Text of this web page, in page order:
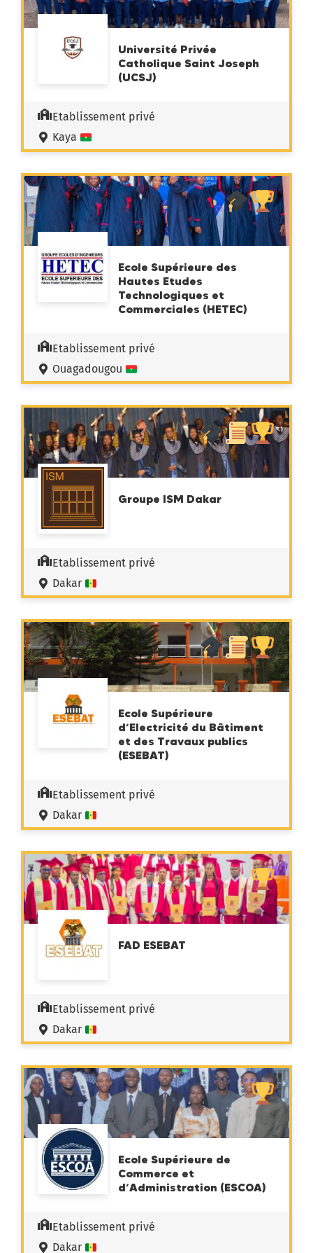
Université Privée
Catholique Saint Joseph
(UCSJ)
Etablissement privé
Kaya
Ecole Supérieure des
Hautes Etudes
Technologiques et
Commerciales (HETEC)
Etablissement privé
Ouagadougou
Groupe ISM Dakar
Etablissement privé
Dakar
Ecole Supérieure
d’Electricité du Bâtiment
et des Travaux publics
(ESEBAT)
Etablissement privé
Dakar
FAD ESEBAT
Etablissement privé
Dakar
Ecole Supérieure de
Commerce et
d’Administration (ESCOA)
Etablissement privé
Dakar